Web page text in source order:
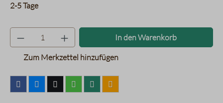
2-5 Tage
Produkt Anzahl: Gib den
In den Warenkorb
Zum Merkzettel hinzufügen